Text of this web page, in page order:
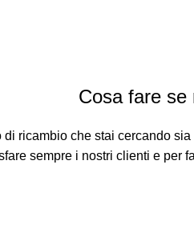
Cosa fare se
ricambio che stai cercando
sempre i nostri clienti e per